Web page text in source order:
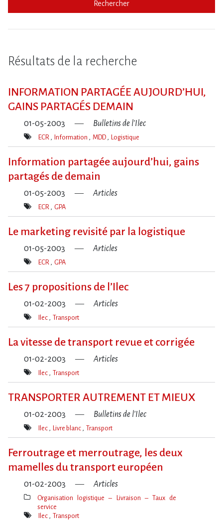
Rechercher
Résultats de la recherche
INFORMATION PARTAGÉE AUJOURD’HUI,
GAINS PARTAGÉS DEMAIN
01-05-2003 Bulletins de l'Ilec
Mot(s)-
ECR Information MDD Logistique
Information partagée aujourd’hui, gains
partagés de demain
01-05-2003 Articles
Mot(s)-
ECR GPA
Le marketing revisité par la logistique
01-05-2003 Articles
Mot(s)-
ECR GPA
Les 7 propositions de l’Ilec
01-02-2003 Articles
Mot(s)-
Ilec Transport
La vitesse de transport revue et corrigée
01-02-2003 Articles
Mot(s)-
Ilec Transport
TRANSPORTER AUTREMENT ET MIEUX
01-02-2003 Bulletins de l'Ilec
Mot(s)-
Ilec Livre blanc Transport
Ferroutrage et merroutrage, les deux
mamelles du transport européen
01-02-2003 Articles
Thèmes(s)
Organisation logistique – Livraison – Taux de
service
Ilec Transport